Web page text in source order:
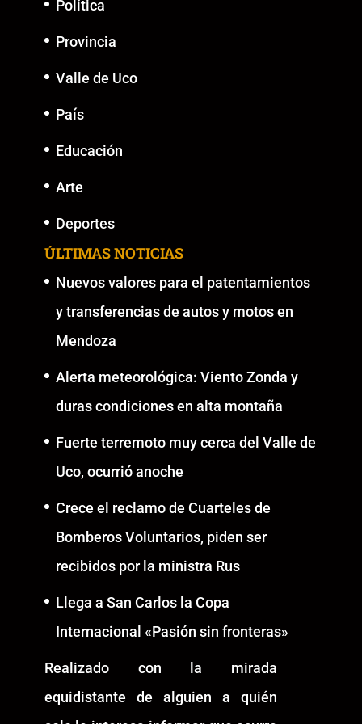
Política
Provincia
Valle de Uco
País
Educación
Arte
Deportes
ÚLTIMAS NOTICIAS
Nuevos valores para el patentamientos
y transferencias de autos y motos en
Mendoza
Alerta meteorológica: Viento Zonda y
duras condiciones en alta montaña
Fuerte terremoto muy cerca del Valle de
Uco, ocurrió anoche
Crece el reclamo de Cuarteles de
Bomberos Voluntarios, piden ser
recibidos por la ministra Rus
Llega a San Carlos la Copa
Internacional «Pasión sin fronteras»
Realizado con la mirada
equidistante de alguien a quién